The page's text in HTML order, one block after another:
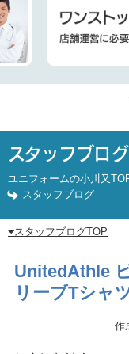
スタッフブログ
ユニフォームの小川又
スタッフブログ
スタッフブログTOP
UnitedAthle
リーブTシャ
作